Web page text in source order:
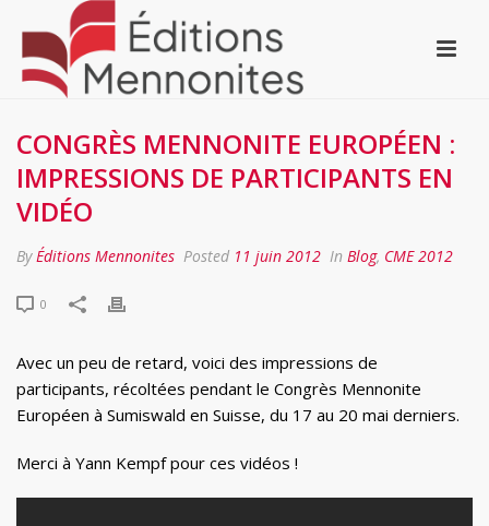
CONGRÈS MENNONITE EUROPÉEN :
IMPRESSIONS DE PARTICIPANTS EN
VIDÉO
ByÉditions Mennonites Posted 11 juin 2012 In Blog, CME 2012
0
Avec un peu de retard, voici des impressions de
participants, récoltées pendant le Congrès Mennonite
Européen à Sumiswald en Suisse, du 17 au 20 mai derniers.
Merci à Yann Kempf pour ces vidéos !